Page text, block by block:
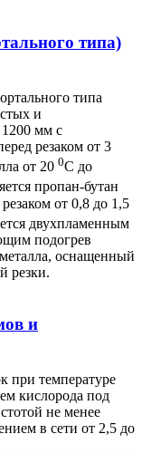
типа)
типа
и
мм с
резаком от 3
от 20 0С до
пропан-бутан
от 0,8 до 1,5
двухпламенным
подогрев
оснащенный
резки.
и
при температуре
кислорода под
не менее
в сети от 2,5 до